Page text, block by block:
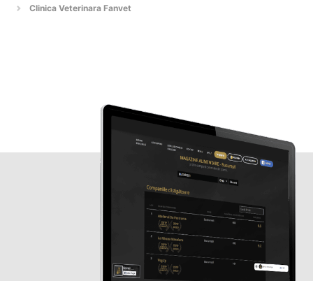
Clinica Veterinara Fanvet